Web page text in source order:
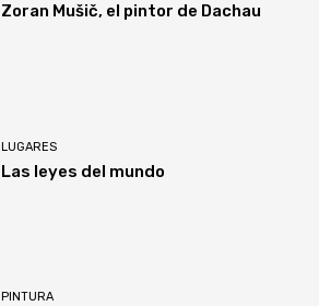
Zoran Mušič, el pintor de Dachau
LUGARES
Las leyes del mundo
PINTURA